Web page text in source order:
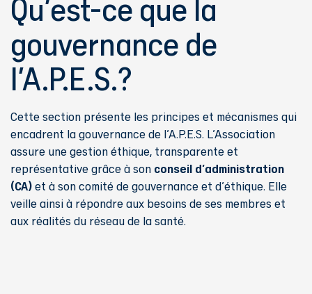
Qu'est-ce que la
gouvernance de
l'A.P.E.S.?
Cette section présente les principes et mécanismes qui
encadrent la gouvernance de l'A.P.E.S. L'Association
assure une gestion éthique, transparente et
représentative grâce à son conseil d'administration
(CA)et à son comité de gouvernance et d'éthique. Elle
veille ainsi à répondre aux besoins de ses membres et
aux réalités du réseau de la santé.